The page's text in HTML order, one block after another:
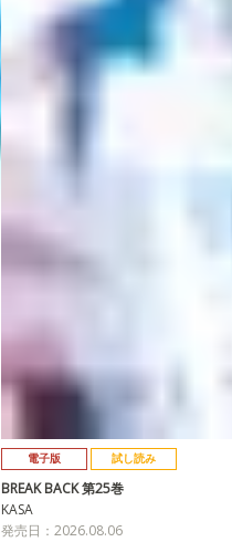
電子版 試し読み
BREAK BACK 第25巻
KASA
発売日：2026.08.06